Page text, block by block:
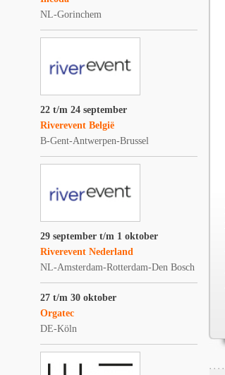
NL-Gorinchem
22 t/m 24 september
Riverevent België
B-Gent-Antwerpen-Brussel
29 september t/m 1 oktober
Riverevent Nederland
NL-Amsterdam-Rotterdam-Den Bosch
27 t/m 30 oktober
Orgatec
DE-Köln